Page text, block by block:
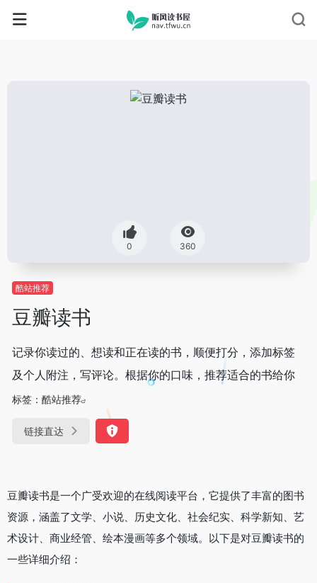
0 360
酷站推荐
豆瓣读书
记录你读过的、想读和正在读的书，顺便打分，添加标签
及个人附注，写评论。根据你的口味，推荐适合的书给你
标签： 酷站推荐
链接直达
豆瓣读书是一个广受欢迎的在线阅读平台，它提供了丰富的图书
资源，涵盖了文学、小说、历史文化、社会纪实、科学新知、艺
术设计、商业经管、绘本漫画等多个领域。以下是对豆瓣读书的
一些详细介绍：